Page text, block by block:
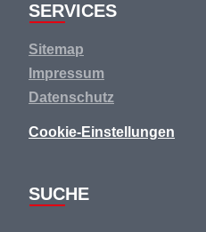
SERVICES
Navigation
überspringen
Sitemap
Impressum
Datenschutz
Cookie-Einstellungen
SUCHE